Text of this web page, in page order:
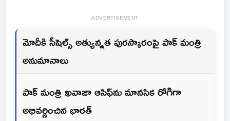
ADVERTISEMENT
మోదీకి సీషెల్స్ అత్యున్నత పురస్కారంపై పాక్ మంత్రి
అనుమానాలు
పాక్ మంత్రి ఖవాజా ఆసిఫ్‌ను మానసిక రోగిగా
అభివర్ణించిన భారత్